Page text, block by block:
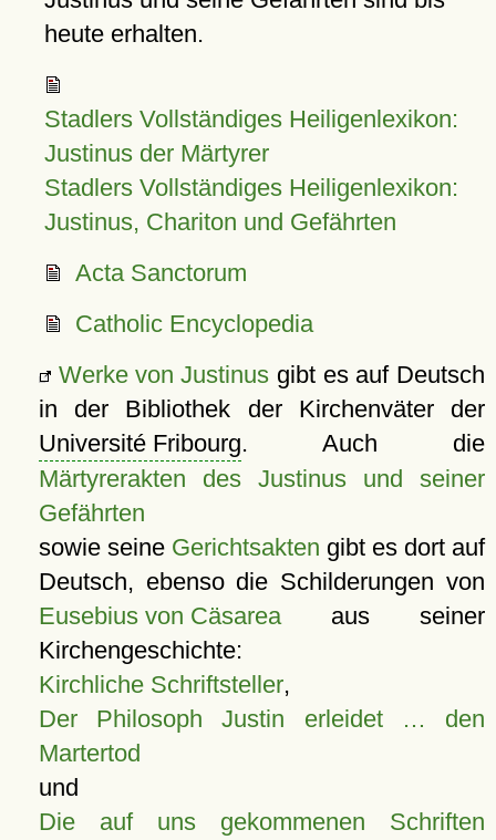
heute erhalten.
Stadlers Vollständiges Heiligenlexikon:
Justinus der Märtyrer
Stadlers Vollständiges Heiligenlexikon:
Justinus, Chariton und Gefährten
Acta Sanctorum
Catholic Encyclopedia
Werke von Justinus gibt es auf Deutsch
in der Bibliothek der Kirchenväter der
Université Fribourg. Auch die
Märtyrerakten des Justinus und seiner
Gefährten
sowie seine Gerichtsakten gibt es dort auf
Deutsch, ebenso die Schilderungen von
Eusebius von Cäsareaaus seiner
Kirchengeschichte:
Kirchliche Schriftsteller,
Der Philosoph Justin erleidet … den
Martertod
und
Die auf uns gekommenen Schriften